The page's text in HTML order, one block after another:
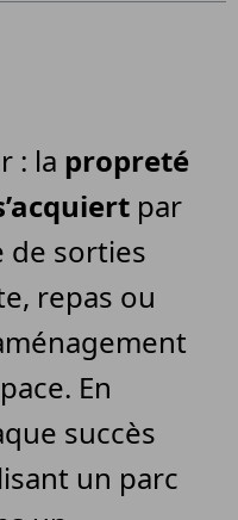
: la propreté
par
de sorties
repas ou
En
succès
un parc